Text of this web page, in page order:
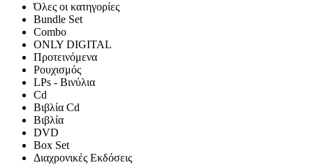
Όλες οι κατηγορίες
Bundle Set
Combo
ONLY DIGITAL
Προτεινόμενα
Ρουχισμός
LPs - Βινύλια
Cd
Βιβλία Cd
Βιβλία
DVD
Box Set
Διαχρονικές Εκδόσεις